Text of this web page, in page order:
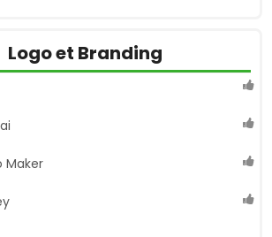
Logo et Branding
Maker